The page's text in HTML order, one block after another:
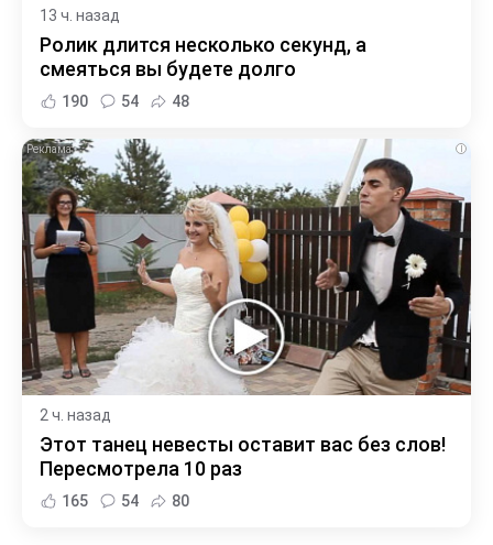
13 ч. назад
Ролик длится несколько секунд, а
смеяться вы будете долго
190 54 48
i
2 ч. назад
Этот танец невесты оставит вас без слов!
Пересмотрела 10 раз
165 54 80